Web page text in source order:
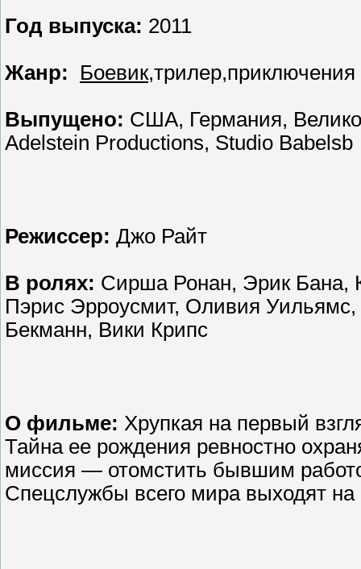
Год выпуска: 2011
Жанр: Боевик,трилер,приключения
Выпущено: США, Германия,
Adelstein Productions, Studio Babelsb
Режиссер: Джо Райт
В ролях: Сирша Ронан, Эрик Бана,
Пэрис Эрроусмит, Оливия
Бекманн, Вики Крипс
О фильме: Хрупкая на первый
Тайна ее рождения ревностно
миссия — отомстить бывшим
Спецслужбы всего мира выходят